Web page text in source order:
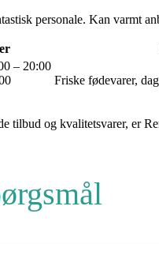
personale. Kan varmt
– 20:00
Friske fødevarer,
tilbud og kvalitetsvarer, er